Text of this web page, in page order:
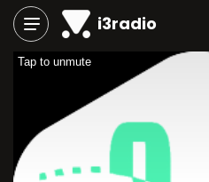
i3radio
Tap to unmute